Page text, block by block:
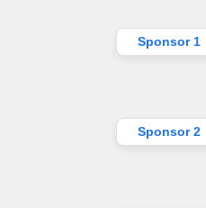
Sponsor 1
Sponsor 2